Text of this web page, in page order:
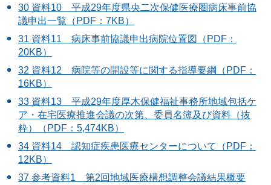
30 資料10 平成29年度県央二次保健医療圏病床事前協
議申出一覧（PDF：7KB）
31 資料11 病床事前協議申出病院位置図（PDF：
20KB）
32 資料12 病院等の開設等に関する指導要綱（PDF：
16KB）
33 資料13 平成29年度厚木保健福祉事務所地域包括ケ
ア・在宅医療推進会議の次第、委員名簿及び資料（抜
粋）（PDF：5,474KB）
34 資料14 認知症疾患医療センターについて（PDF：
12KB）
37 参考資料1 第2回地域医療構想調整会議結果概要